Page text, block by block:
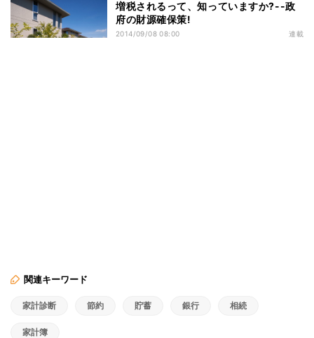
増税されるって、知っていますか?--政
府の財源確保策!
2014/09/08 08:00 連載
関連キーワード
家計診断 節約 貯蓄 銀行 相続
家計簿